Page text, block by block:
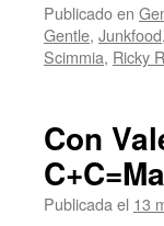
Publicado en
Gentle, Junkfood,
Scimmia, Ricky
Con
Publicada el 13